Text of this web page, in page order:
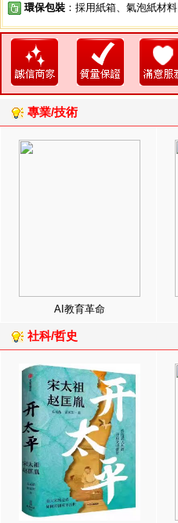
環保包裝 ：採用紙箱、氣泡紙材料
專業/技術
AI教育革命
社科/哲史